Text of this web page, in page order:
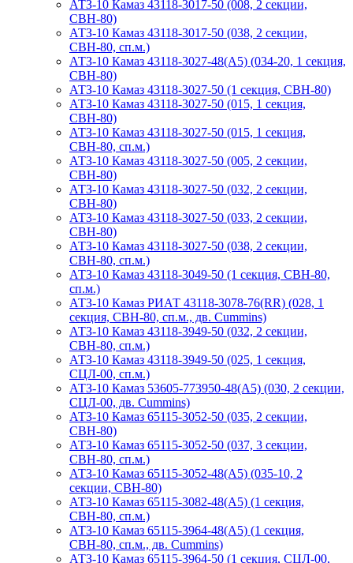
АТЗ-10 Камаз 43118-3017-50 (008, 2 секции,
СВН-80)
АТЗ-10 Камаз 43118-3017-50 (038, 2 секции,
СВН-80, сп.м.)
АТЗ-10 Камаз 43118-3027-48(A5) (034-20, 1 секция,
СВН-80)
АТЗ-10 Камаз 43118-3027-50 (1 секция, СВН-80)
АТЗ-10 Камаз 43118-3027-50 (015, 1 секция,
СВН-80)
АТЗ-10 Камаз 43118-3027-50 (015, 1 секция,
СВН-80, сп.м.)
АТЗ-10 Камаз 43118-3027-50 (005, 2 секции,
СВН-80)
АТЗ-10 Камаз 43118-3027-50 (032, 2 секции,
СВН-80)
АТЗ-10 Камаз 43118-3027-50 (033, 2 секции,
СВН-80)
АТЗ-10 Камаз 43118-3027-50 (038, 2 секции,
СВН-80, сп.м.)
АТЗ-10 Камаз 43118-3049-50 (1 секция, СВН-80,
сп.м.)
АТЗ-10 Камаз РИАТ 43118-3078-76(RR) (028, 1
секция, СВН-80, сп.м., дв. Cummins)
АТЗ-10 Камаз 43118-3949-50 (032, 2 секции,
СВН-80, сп.м.)
АТЗ-10 Камаз 43118-3949-50 (025, 1 секция,
СЦЛ-00, сп.м.)
АТЗ-10 Камаз 53605-773950-48(А5) (030, 2 секции,
СЦЛ-00, дв. Cummins)
АТЗ-10 Камаз 65115-3052-50 (035, 2 секции,
СВН-80)
АТЗ-10 Камаз 65115-3052-50 (037, 3 секции,
СВН-80, сп.м.)
АТЗ-10 Камаз 65115-3052-48(А5) (035-10, 2
секции, СВН-80)
АТЗ-10 Камаз 65115-3082-48(A5) (1 секция,
СВН-80, сп.м.)
АТЗ-10 Камаз 65115-3964-48(A5) (1 секция,
СВН-80, сп.м., дв. Cummins)
АТЗ-10 Камаз 65115-3964-50 (1 секция, СЦЛ-00,